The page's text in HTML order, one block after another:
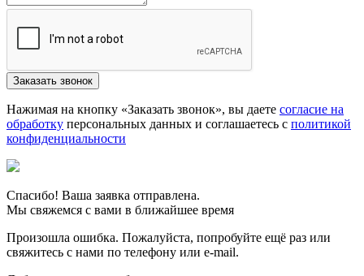
Нажимая на кнопку «Заказать звонок», вы даете согласие на
обработку персональных данных и соглашаетесь c политикой
конфиденциальности
Спасибо! Ваша заявка отправлена.
Мы свяжемся с вами в ближайшее время
Произошла ошибка. Пожалуйста, попробуйте ещё раз или
свяжитесь с нами по телефону или e-mail.